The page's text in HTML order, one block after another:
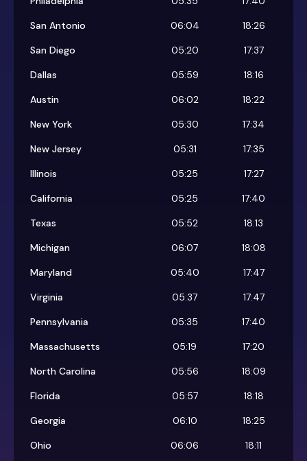
San Antonio
06:04
18:26
San Diego
05:20
17:37
Dallas
05:59
18:16
Austin
06:02
18:22
New York
05:30
17:34
New Jersey
05:31
17:35
Illinois
05:25
17:27
California
05:25
17:40
Texas
05:52
18:13
Michigan
06:07
18:08
Maryland
05:40
17:47
Virginia
05:37
17:47
Pennsylvania
05:35
17:40
Massachusetts
05:19
17:20
North Carolina
05:56
18:09
Florida
05:57
18:18
Georgia
06:10
18:25
Ohio
06:06
18:11